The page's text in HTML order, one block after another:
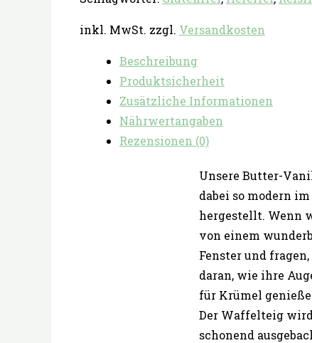
inkl. MwSt. zzgl. Versandkosten
Beschreibung
Produktsicherheit
Zusätzliche Informationen
Nährwertangaben
Rezensionen (0)
Unsere Butter-
dabei so modern
hergestellt. Wenn
von einem
Fenster und
daran, wie ihre
für Krümel
Der Waffelteig
schonend